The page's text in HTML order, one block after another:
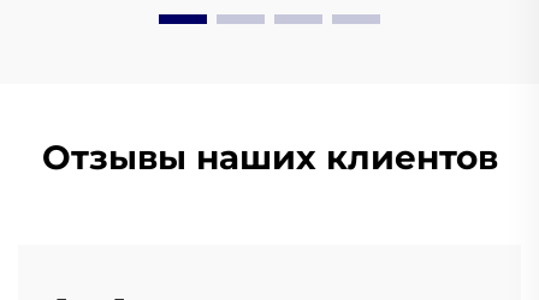
Отзывы наших клиентов